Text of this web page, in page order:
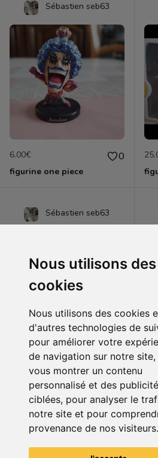
Nous utilisons des
cookies
Nous utilisons des cookies
d'autres technologies de
pour améliorer votre
de navigation sur notre
vous montrer un contenu
personnalisé et des
ciblées, pour analyser le
notre site et pour
provenance de nos visiteurs.
Sébastien seb63
6.00€ 0
figurine one piece
Sébastien seb63
48.00€ 0
figurine one piece oden
Grenier du